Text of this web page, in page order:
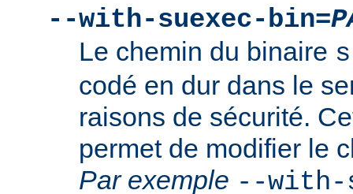
--with-suexec-bin=
Le chemin du binaire
codé en dur dans le
raisons de sécurité.
permet de modifier le
Par exemple --with-